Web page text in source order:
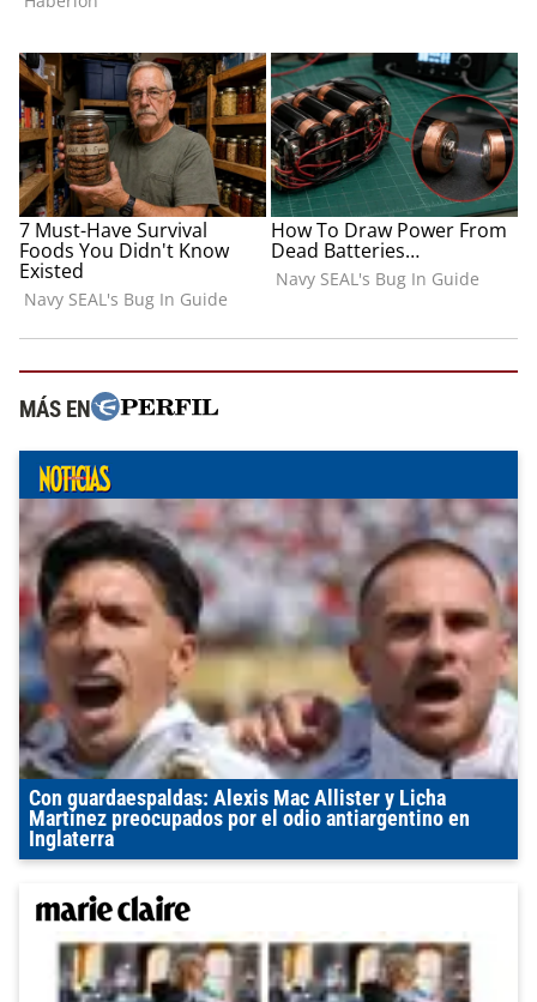
MÁS EN
Con guardaespaldas: Alexis Mac Allister y Licha
Martínez preocupados por el odio antiargentino en
Inglaterra